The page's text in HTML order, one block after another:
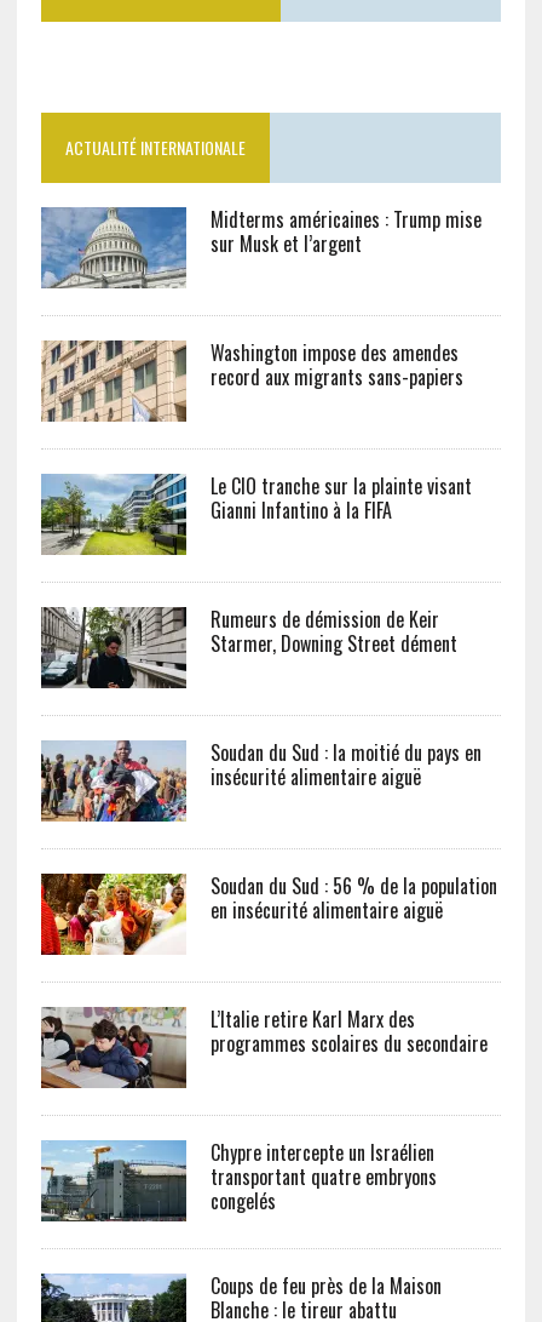
ACTUALITÉ INTERNATIONALE
Midterms américaines : Trump mise
sur Musk et l’argent
Washington impose des amendes
record aux migrants sans-papiers
Le CIO tranche sur la plainte visant
Gianni Infantino à la FIFA
Rumeurs de démission de Keir
Starmer, Downing Street dément
Soudan du Sud : la moitié du pays en
insécurité alimentaire aiguë
Soudan du Sud : 56 % de la population
en insécurité alimentaire aiguë
L’Italie retire Karl Marx des
programmes scolaires du secondaire
Chypre intercepte un Israélien
transportant quatre embryons
congelés
Coups de feu près de la Maison
Blanche : le tireur abattu